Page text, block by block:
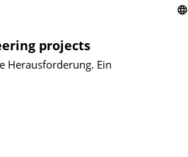
projects
Herausforderung. Ein